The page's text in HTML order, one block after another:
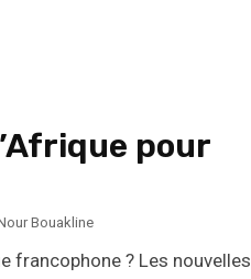
pour
Bouakline
francophone ? Les nouvelles